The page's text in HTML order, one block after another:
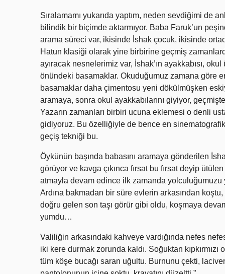
Sıralamamı yukarıda yaptım, neden sevdiğimi de
bilindik bir biçimde aktarmıyor. Baba Faruk’un
arama süreci var, ikisinde İshak çocuk, ikisinde
Hatun klasiği olarak yine birbirine geçmiş
ayıracak nesnelerimiz var, İshak’ın ayakkabısı,
önündeki basamaklar. Okuduğumuz zamana göre
basamaklar daha çimentosu yeni dökülmüşken
aramaya, sonra okul ayakkabılarını giyiyor,
Yazarın zamanları birbiri ucuna eklemesi o denli
gidiyoruz. Bu özelliğiyle de bence en
geçiş tekniği bu.
Öykünün başında babasını aramaya gönderilen
görüyor ve kavga çıkınca fırsat bu fırsat deyip
atmayla devam edince ilk zamanda yolculuğumuzu
Ardına bakmadan bir süre evlerin arkasından
doğru gelen son taşı görür gibi oldu, koşmaya devam
yumdu…
Valiliğin arkasındaki kahveye vardığında nefes
iki kere durmak zorunda kaldı. Soğuktan
tüm köşe bucağı saran uğultu. Burnunu çekti,